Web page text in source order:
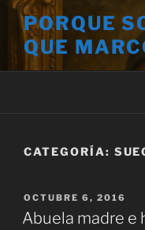
Saltar
contenido
PORQUE
QUE
CATEGORÍA:
PUBLICADO
EL
OCTUBRE 6, 2016
Abuela madre e